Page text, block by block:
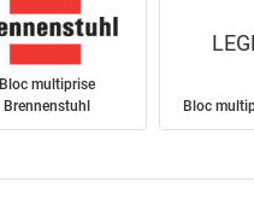
Bloc multiprise
Brennenstuhl
Bloc